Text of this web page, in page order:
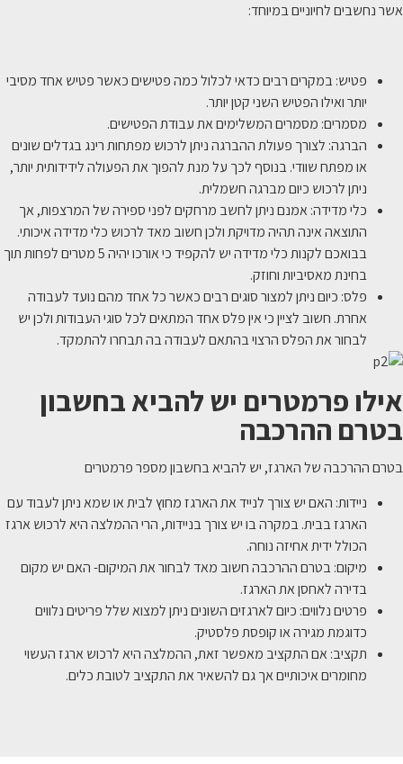
אשר נחשבים לחיוניים במיוחד:
פטיש: במקרים רבים כדאי לכלול כמה פטישים כאשר פטיש אחד מסיבי
יותר ואילו הפטיש השני קטן יותר.
מסמרים: מסמרים המשלימים את עבודת הפטישים.
הברגה: לצורך פעולת ההברגה ניתן לרכוש מפתחות רינג בגדלים שונים
או מפתח שוודי. בנוסף לכך על מנת להפוך את הפעולה לידידותית יותר,
ניתן לרכוש כיום מברגה חשמלית.
כלי מדידה: אמנם ניתן לחשב מרחקים לפני ספירה של המרצפות, אך
התוצאה אינה תהיה מדויקת ולכן חשוב מאד לרכוש כלי מדידה איכותי.
בבואכם לקנות כלי מדידה יש להקפיד כי אורכו יהיה 5 מטרים לפחות תוך
בחינת מאסיביות וחוזק.
פלס: כיום ניתן למצור סוגים רבים כאשר כל אחד מהם נועד לעבודה
אחרת. חשוב לציין כי אין פלס אחד המתאים לכל סוגי העבודות ולכן יש
לבחור את הפלס הרצוי בהתאם לעבודה בה תבחרו להתמקד.
אילו פרמטרים יש להביא בחשבון
בטרם ההרכבה
בטרם ההרכבה של הארגז, יש להביא בחשבון מספר פרמטרים
ניידות: האם יש צורך לנייד את הארגז מחוץ לבית או שמא ניתן לעבוד עם
הארגז בבית. במקרה בו יש צורך בניידות, הרי ההמלצה היא לרכוש ארגז
הכולל ידית אחיזה נוחה.
מיקום: בטרם ההרכבה חשוב מאד לבחור את המיקום- האם יש מקום
בדירה לאחסן את הארגז.
פרטים נלווים: כיום לארגזים השונים ניתן למצוא שלל פריטים נלווים
כדוגמת מגירה או קופסת פלסטיק.
תקציב: אם התקציב מאפשר זאת, ההמלצה היא לרכוש ארגז העשוי
מחומרים איכותיים אך גם להשאיר את התקציב לטובת כלים.